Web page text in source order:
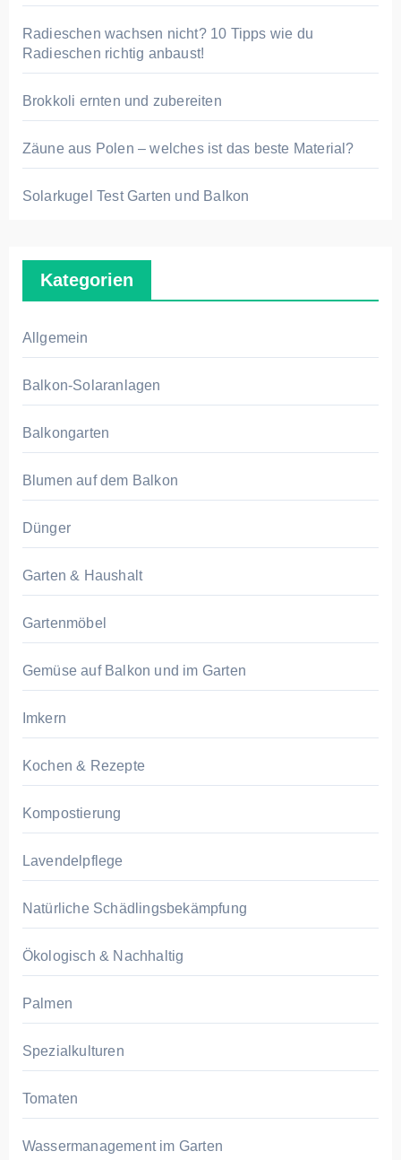
Radieschen wachsen nicht? 10 Tipps wie du
Radieschen richtig anbaust!
Brokkoli ernten und zubereiten
Zäune aus Polen – welches ist das beste Material?
Solarkugel Test Garten und Balkon
Kategorien
Allgemein
Balkon-Solaranlagen
Balkongarten
Blumen auf dem Balkon
Dünger
Garten & Haushalt
Gartenmöbel
Gemüse auf Balkon und im Garten
Imkern
Kochen & Rezepte
Kompostierung
Lavendelpflege
Natürliche Schädlingsbekämpfung
Ökologisch & Nachhaltig
Palmen
Spezialkulturen
Tomaten
Wassermanagement im Garten